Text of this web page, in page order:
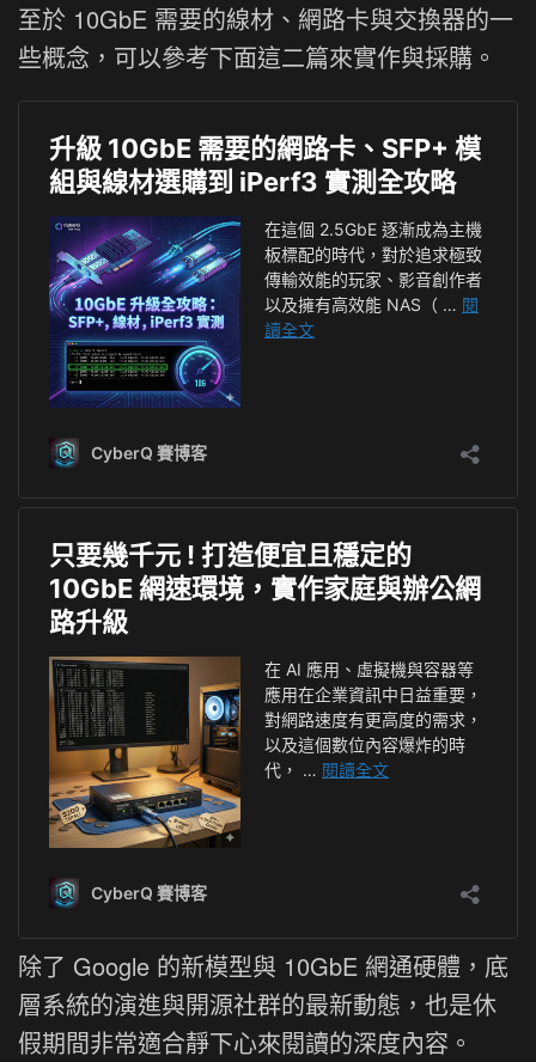
至於 10GbE 需要的線材、網路卡與交換器的一
些概念，可以參考下面這二篇來實作與採購。
除了 Google 的新模型與 10GbE 網通硬體，底
層系統的演進與開源社群的最新動態，也是休
假期間非常適合靜下心來閱讀的深度內容。